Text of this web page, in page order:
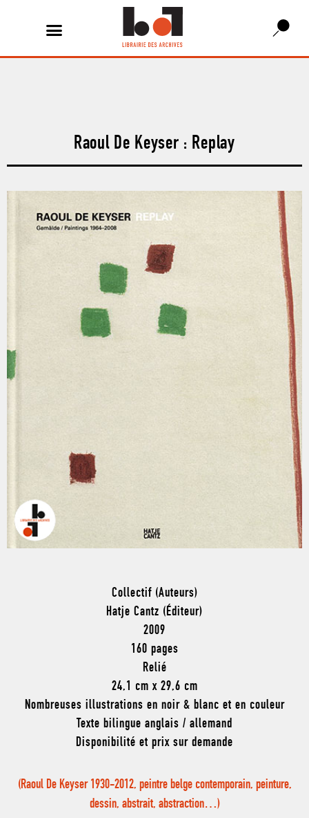
Raoul De Keyser : Replay
Collectif (Auteurs)
Hatje Cantz (Éditeur)
2009
160 pages
Relié
24,1 cm x 29,6 cm
Nombreuses illustrations en noir & blanc et en couleur
Texte bilingue anglais / allemand
Disponibilité et prix sur demande
(Raoul De Keyser 1930-2012, peintre belge contemporain, peinture,
dessin, abstrait, abstraction…)